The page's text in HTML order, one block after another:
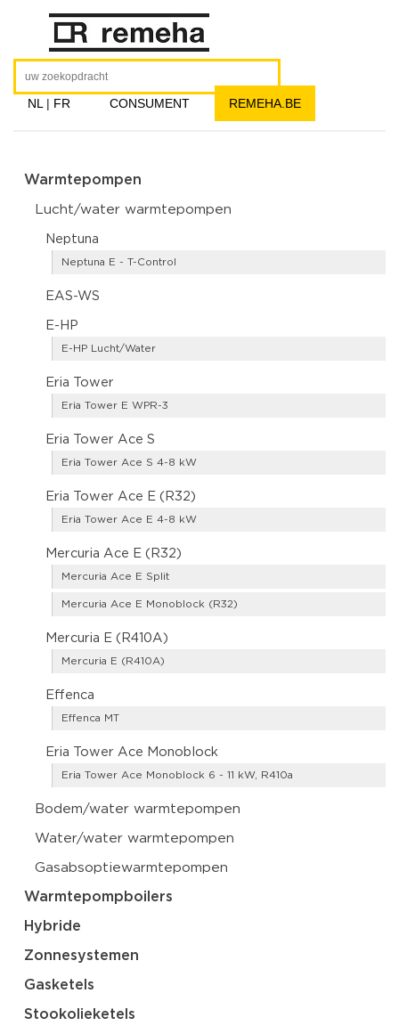
NL | FR CONSUMENT REMEHA.BE
Warmtepompen
Lucht/water warmtepompen
Neptuna
Neptuna E - T-Control
EAS-WS
E-HP
E-HP Lucht/Water
Eria Tower
Eria Tower E WPR-3
Eria Tower Ace S
Eria Tower Ace S 4-8 kW
Eria Tower Ace E (R32)
Eria Tower Ace E 4-8 kW
Mercuria Ace E (R32)
Mercuria Ace E Split
Mercuria Ace E Monoblock (R32)
Mercuria E (R410A)
Mercuria E (R410A)
Effenca
Effenca MT
Eria Tower Ace Monoblock
Eria Tower Ace Monoblock 6 - 11 kW, R410a
Bodem/water warmtepompen
Water/water warmtepompen
Gasabsoptiewarmtepompen
Warmtepompboilers
Hybride
Zonnesystemen
Gasketels
Stookolieketels